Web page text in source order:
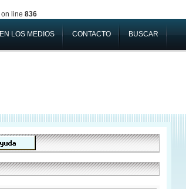
on line 836
EN LOS MEDIOS CONTACTO BUSCAR